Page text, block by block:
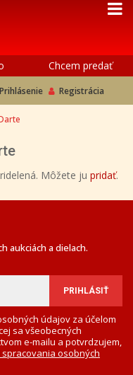
Chcem predať
Prihlásenie Registrácia
Môžete ju pridať.
aukciách a dielach.
údajov za účelom
sa všeobecných
e-mailu a potvrdzujem,
osobných